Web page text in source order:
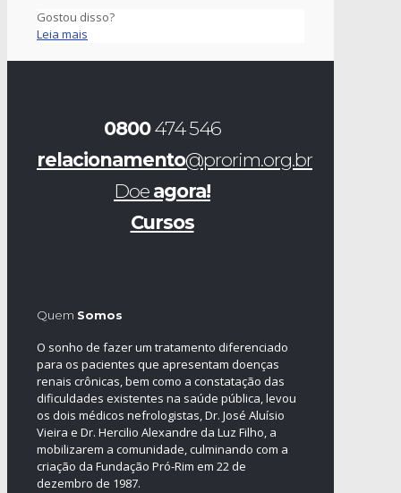
Gostou disso?
Leia mais
0800474 546
relacionamento@prorim.org.br
Doe agora!
Cursos
Quem Somos
O sonho de fazer um tratamento diferenciado
para os pacientes que apresentam doenças
renais crônicas, bem como a constatação das
dificuldades existentes na saúde pública, levou
os dois médicos nefrologistas, Dr. José Aluísio
Vieira e Dr. Hercilio Alexandre da Luz Filho, a
mobilizarem a comunidade, culminando com a
criação da Fundação Pró-Rim em 22 de
dezembro de 1987.